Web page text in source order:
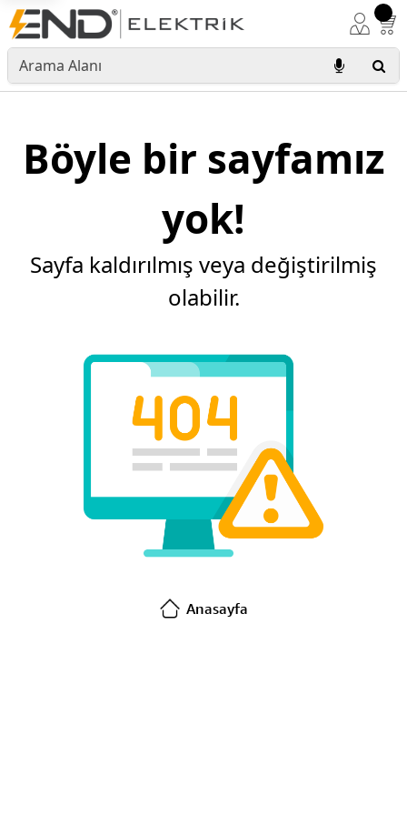
Böyle bir sayfamız
yok!
Sayfa kaldırılmış veya değiştirilmiş
olabilir.
Anasayfa